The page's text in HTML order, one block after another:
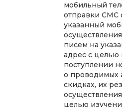
мобильный
отправки СМС
указанный
писем на
адрес с
поступлении
о проводимых
скидках, их
целью